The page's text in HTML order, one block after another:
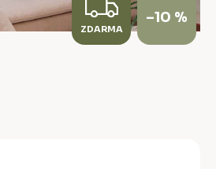
Z
D
ZDARMA
–10 %